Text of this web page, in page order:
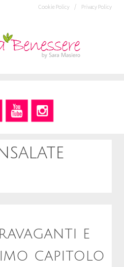
Privacy Policy
Cookie Policy /
e
capitolo